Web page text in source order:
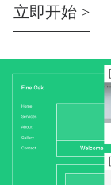
立即开始 >